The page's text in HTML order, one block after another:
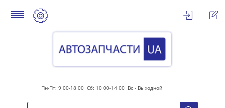
Пн-Пт: 9 00-18 00 Сб: 10 00-14 00 Вс - Выходной